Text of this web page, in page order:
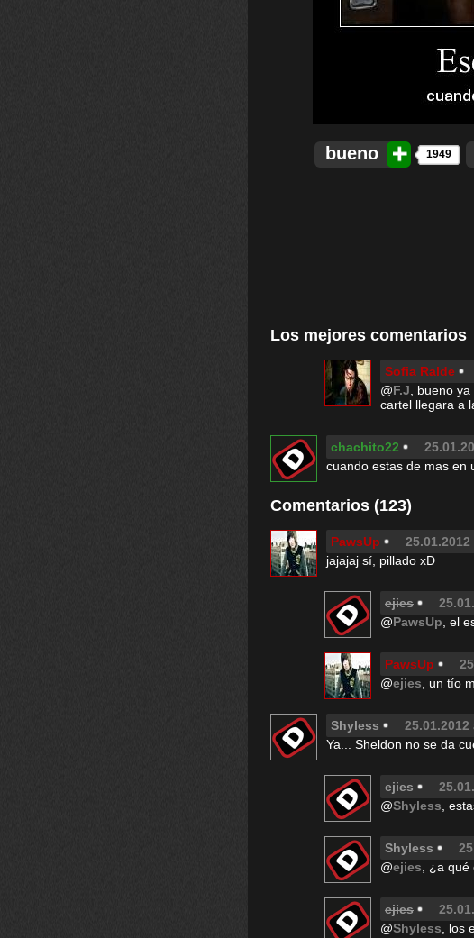
bueno 1949
Los mejores comentarios
Sofia Ralde
@F.J , bueno
cartel llegara a
chachito22
cuando estas de mas en
Comentarios (123)
PawsUp
jajajaj sí, pillado xD
ejies
@PawsUp , el
PawsUp
@ejies , un tío
Shyless 25.01.2012
Ya... Sheldon no se da
ejies
@Shyless ,
Shyless
@ejies , ¿a
ejies
@Shyless ,